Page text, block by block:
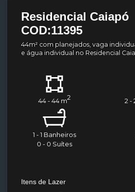
Residencial Caiapó
COD:11395
44m² com planejados, vaga
e água individual no Residencial
44 - 44 m2 2 -
1 - 1 Banheiros
0 - 0 Suítes
Itens de Lazer